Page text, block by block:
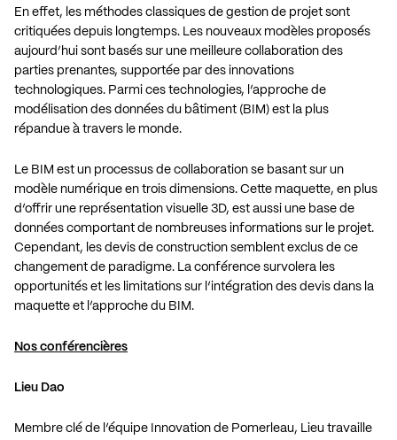
En effet, les méthodes classiques de gestion de projet sont
critiquées depuis longtemps. Les nouveaux modèles proposés
aujourd’hui sont basés sur une meilleure collaboration des
parties prenantes, supportée par des innovations
technologiques. Parmi ces technologies, l’approche de
modélisation des données du bâtiment (BIM) est la plus
répandue à travers le monde.
Le BIM est un processus de collaboration se basant sur un
modèle numérique en trois dimensions. Cette maquette, en plus
d’offrir une représentation visuelle 3D, est aussi une base de
données comportant de nombreuses informations sur le projet.
Cependant, les devis de construction semblent exclus de ce
changement de paradigme. La conférence survolera les
opportunités et les limitations sur l’intégration des devis dans la
maquette et l’approche du BIM.
Nos conférencières
Lieu Dao
Membre clé de l’équipe Innovation de Pomerleau, Lieu travaille